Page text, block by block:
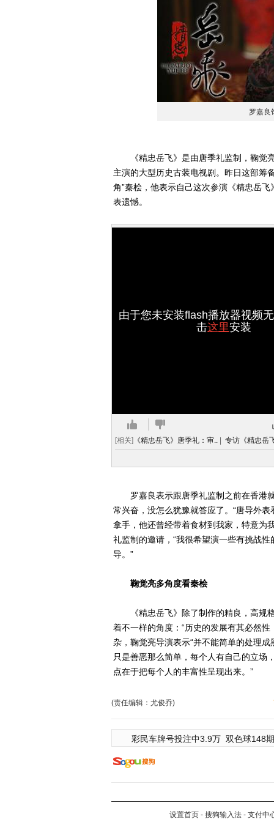
罗嘉良
《精忠岳飞》是由唐季礼监制，鞠觉亮
主演的大型历史古装电视剧。昨日这部筹
角”秦桧，他表示自己这次参演《精忠岳
表遗憾。
由于您未安装flash播放器视频
击这里安装
[相关] 《精忠岳飞》唐季礼：审.. 专访《精忠岳
罗嘉良表示跟唐季礼监制之前在香港就
常兴奋，没怎么犹豫就答应了。“唐导外
拿手，他还曾经带着食材到我家，特意为
礼监制的邀请，“我很希望演一些有挑战
导。”
鞠觉亮多角度看秦桧
《精忠岳飞》除了制作的精良，高规格
着不一样的角度：“历史的发展有其必然
杂，鞠觉亮导演表示“并不能简单的处理
只是善恶那么简单，每个人有自己的立场
点在于把每个人的丰富性呈现出来。”
(责任编辑：尤俊乔)
彩民车牌号投注中3.9万 双色球148
设置首页 - 搜狗输入法 - 支付中